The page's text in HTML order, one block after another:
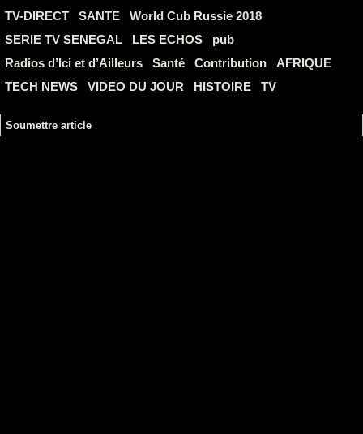
TV-DIRECT
SANTE
World Cub Russie 2018
SERIE TV SENEGAL
LES ECHOS
pub
Radios d’Ici et d’Ailleurs
Santé Contribution
AFRIQUE
TECH NEWS
VIDEO DU JOUR HISTOIRE TV
Soumettre article